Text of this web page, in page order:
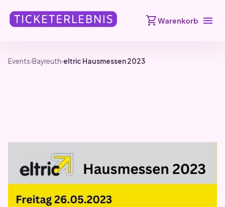
shopping_cartWarenkorb menu
Events›Bayreuth›eltric Hausmessen 2023